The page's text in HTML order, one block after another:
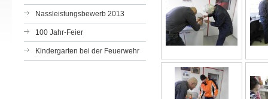
Nassleistungsbewerb 2013
100 Jahr-Feier
Kindergarten bei der Feuerwehr